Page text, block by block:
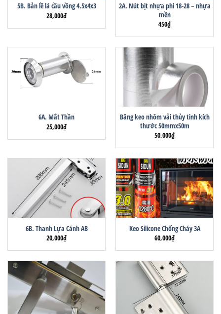
5B. Bản lề lá cầu vồng 4.5x4x3
28,000₫
2A. Nút bịt nhựa phi 18-28 – nhựa
mền
450₫
6A. Mắt Thần
25,000₫
Băng keo nhôm vải thủy tinh kích
thước 50mmx50m
50,000₫
6B. Thanh Lựa Cánh AB
20,000₫
Keo Silicone Chống Cháy 3A
60,000₫